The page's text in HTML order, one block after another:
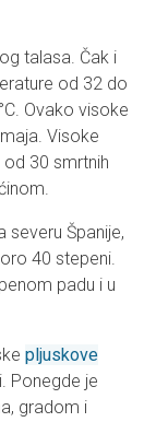
talasa. Čak i
od 32 do
Ovako visoke
Visoke
30 smrtnih
severu Španije,
40 stepeni.
padu i u
pljuskove
Ponegde je
gradom i